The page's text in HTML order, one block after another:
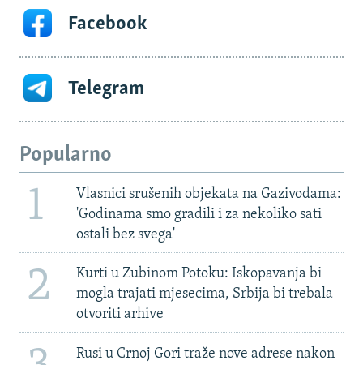
Facebook
Telegram
Popularno
1
Vlasnici srušenih objekata na Gazivodama:
'Godinama smo gradili i za nekoliko sati
ostali bez svega'
2
Kurti u Zubinom Potoku: Iskopavanja bi
mogla trajati mjesecima, Srbija bi trebala
otvoriti arhive
Rusi u Crnoj Gori traže nove adrese nakon